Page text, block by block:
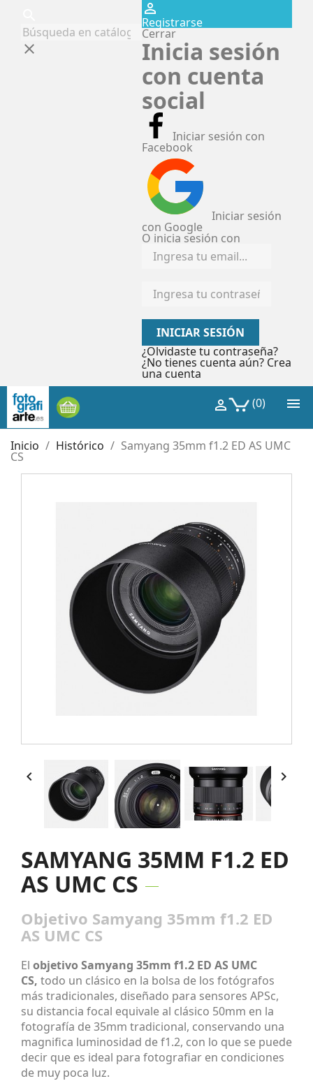
clear
perm_identity
Registrarse
Cerrar
Inicia sesión
con cuenta
social
Iniciar sesión con
Facebook
Iniciar sesión
con Google
O inicia sesión con
INICIAR SESIÓN
¿Olvidaste tu contraseña?
¿No tienes cuenta aún? Crea
una cuenta

(0)

Inicio Histórico Samyang 35mm f1.2 ED AS UMC
CS
 
SAMYANG 35MM F1.2 ED
AS UMC CS
Objetivo Samyang 35mm f1.2 ED
AS UMC CS
El objetivo Samyang 35mm f1.2 ED AS UMC
CS, todo un clásico en la bolsa de los fotógrafos
más tradicionales, diseñado para sensores APSc,
su distancia focal equivale al clásico 50mm en la
fotografía de 35mm tradicional, conservando una
magnifica luminosidad de f1.2, con lo que se puede
decir que es ideal para fotografiar en condiciones
de muy poca luz.